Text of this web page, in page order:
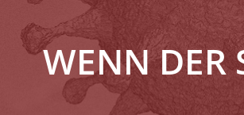
WENN DER